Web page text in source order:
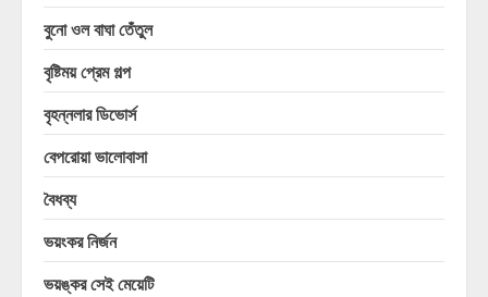
বুনো ওল বাঘা তেঁতুল
বৃষ্টিময় প্রেম গল্প
বৃহন্নলার ডিভোর্স
বেপরোয়া ভালোবাসা
বৈধব্য
ভয়ংকর নির্জন
ভয়ঙ্কর সেই মেয়েটি